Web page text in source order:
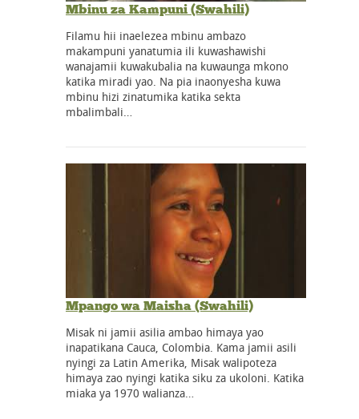
Mbinu za Kampuni (Swahili)
Filamu hii inaelezea mbinu ambazo
makampuni yanatumia ili kuwashawishi
wanajamii kuwakubalia na kuwaunga mkono
katika miradi yao. Na pia inaonyesha kuwa
mbinu hizi zinatumika katika sekta
mbalimbali…
Mpango wa Maisha (Swahili)
Misak ni jamii asilia ambao himaya yao
inapatikana Cauca, Colombia. Kama jamii asili
nyingi za Latin Amerika, Misak walipoteza
himaya zao nyingi katika siku za ukoloni. Katika
miaka ya 1970 walianza…